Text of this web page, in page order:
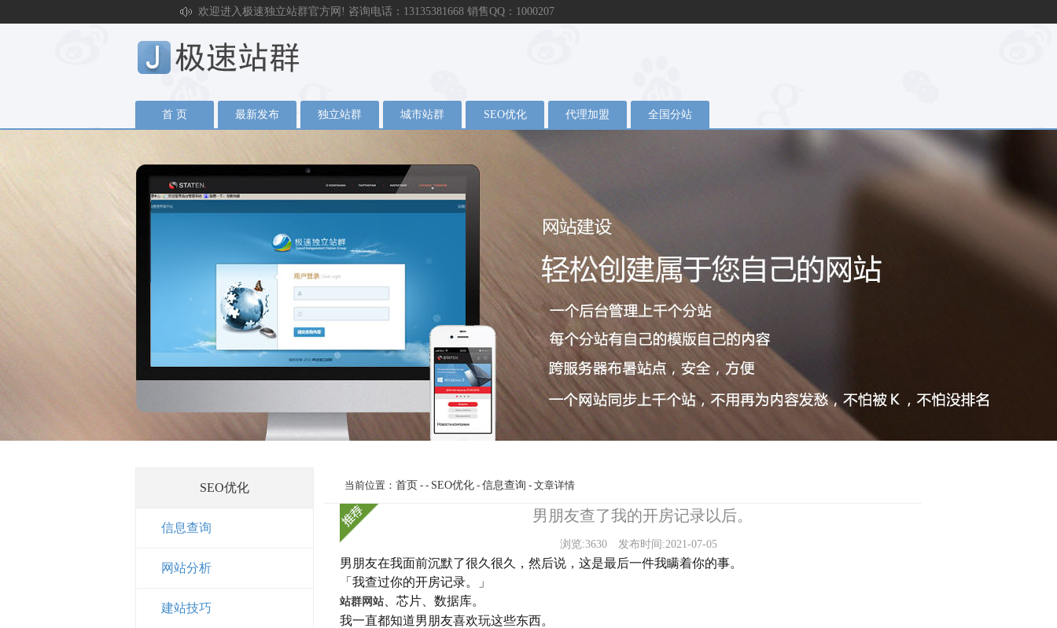
欢迎进入极速独立站群官方网! 咨询电话：13135381668 销售QQ：1000207
首 页 最新发布 独立站群 城市站群 SEO优化 代理加盟 全国分站
SEO优化
信息查询
网站分析
建站技巧
当前位置： 首页 - - SEO优化 - 信息查询 - 文章详情
男朋友查了我的开房记录以后。
浏览:3630 发布时间:2021-07-05
男朋友在我面前沉默了很久很久，然后说，这是最后一件我瞒着你的事。
「我查过你的开房记录。」
站群网站 、芯片、数据库。
我一直都知道男朋友喜欢玩这些东西。